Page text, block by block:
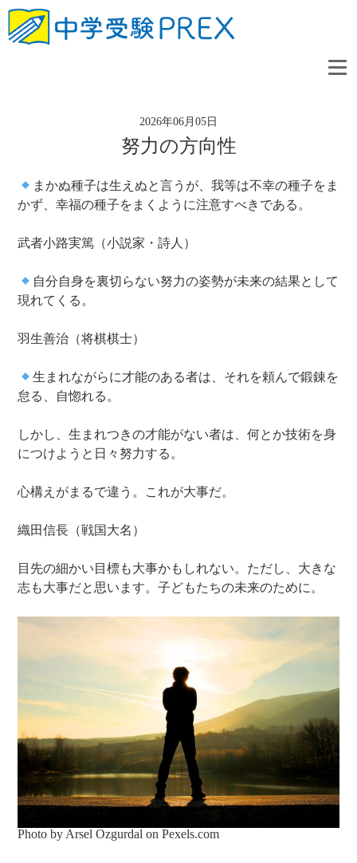
2026年06月05日
努力の方向性
まかぬ種子は生えぬと言うが、我等は不幸の種子をま
かず、幸福の種子をまくように注意すべきである。
武者小路実篤（小説家・詩人）
自分自身を裏切らない努力の姿勢が未来の結果として
現れてくる。
羽生善治（将棋棋士）
生まれながらに才能のある者は、それを頼んで鍛錬を
怠る、自惚れる。
しかし、生まれつきの才能がない者は、何とか技術を身
につけようと日々努力する。
心構えがまるで違う。これが大事だ。
織田信長（戦国大名）
目先の細かい目標も大事かもしれない。ただし、大きな
志も大事だと思います。子どもたちの未来のために。
Photo by Arsel Ozgurdal onPexels.com